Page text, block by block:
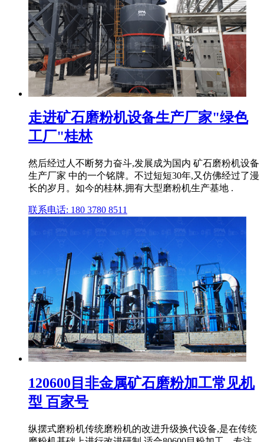
走进矿石磨粉机设备生产厂家"绿色
工厂"桂林
然后经过人不断努力奋斗,发展成为国内 矿石磨粉机设备
生产厂家 中的一个铭牌。不过短短30年,又仿佛经过了漫
长的岁月。如今的桂林,拥有大型磨粉机生产基地 .
联系电话: 180 3780 8511
120600目非金属矿石磨粉加工常见机
型 百家号
纵摆式磨粉机传统磨粉机的改进升级换代设备,是在传统